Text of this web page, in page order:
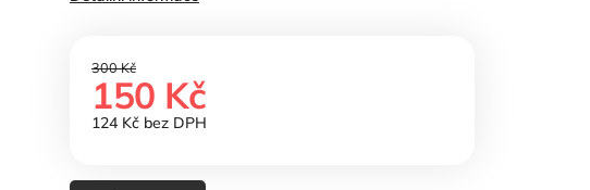
300 Kč
150 Kč
124 Kč bez DPH